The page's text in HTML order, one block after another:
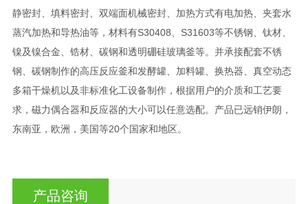
静密封、填料密封、双端面机械密封、加热方式有电加热、夹套水
蒸汽加热和导热油等，材料有S30408、S31603等不锈钢、钛材、
镍及镍合金、锆材、碳钢和透明硼硅玻璃釜等。并承接配套不锈
钢、碳钢制作的高压反应釜和发酵罐、加料罐、换热器、真空动态
多箱干燥机以及非标准化工设备制作，根据用户的介质和工艺要
求，磁力偶合器和反应器的大小可以任意选配。产品已远销伊朗，
东南亚，欧洲，美国等20个国家和地区。
产品咨询